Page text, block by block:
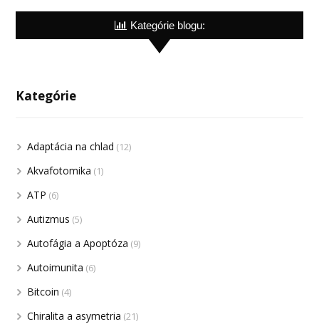
Kategórie blogu:
Kategórie
Adaptácia na chlad (12)
Akvafotomika (1)
ATP (6)
Autizmus (5)
Autofágia a Apoptóza (9)
Autoimunita (6)
Bitcoin (4)
Chiralita a asymetria (21)